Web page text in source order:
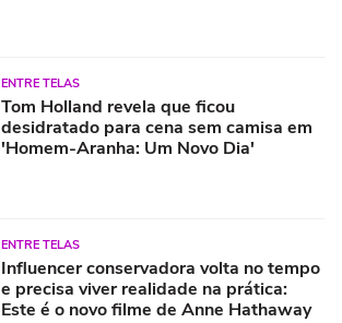
ENTRE TELAS
Tom Holland revela que ficou
desidratado para cena sem camisa em
'Homem-Aranha: Um Novo Dia'
ENTRE TELAS
Influencer conservadora volta no tempo
e precisa viver realidade na prática:
Este é o novo filme de Anne Hathaway